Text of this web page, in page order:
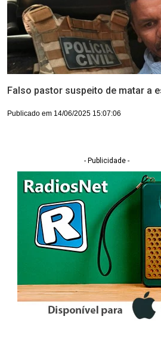
Falso pastor suspeito de matar a
Publicado em 14/06/2025 15:07:06
- Publicidade -